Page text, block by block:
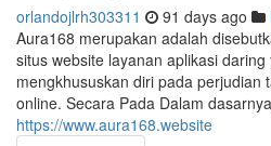
orlandojlrh303311 91 days ago
Aura168 merupakan adalah
situs website layanan aplikasi
mengkhususkan diri pada perjudian
online. Secara Pada Dalam
https://www.aura168.website